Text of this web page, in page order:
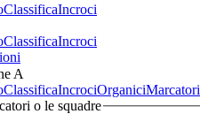
ClassificaIncroci
ClassificaIncroci
A
ClassificaIncrociOrganiciMarcatori
o le squadre